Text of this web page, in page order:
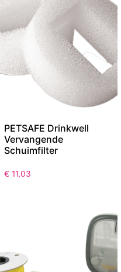
PETSAFE Drinkwell
Vervangende
Schuimfilter
€ 11,03